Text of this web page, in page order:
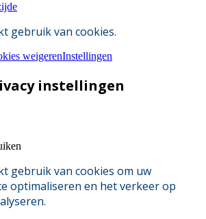
gebruik van cookies.
weigerenInstellingen
instellingen
gebruik van cookies om uw
optimaliseren en het verkeer op